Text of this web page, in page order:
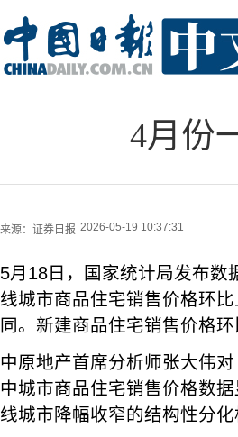
4月份
来源： 证券日报 2026-05-19 10:37:31
5月18日，国家统计局发布数
线城市商品住宅销售价格环
同。新建商品住宅销售价格
中原地产首席分析师张大伟
中城市商品住宅销售价格数
线城市降幅收窄的结构性分化